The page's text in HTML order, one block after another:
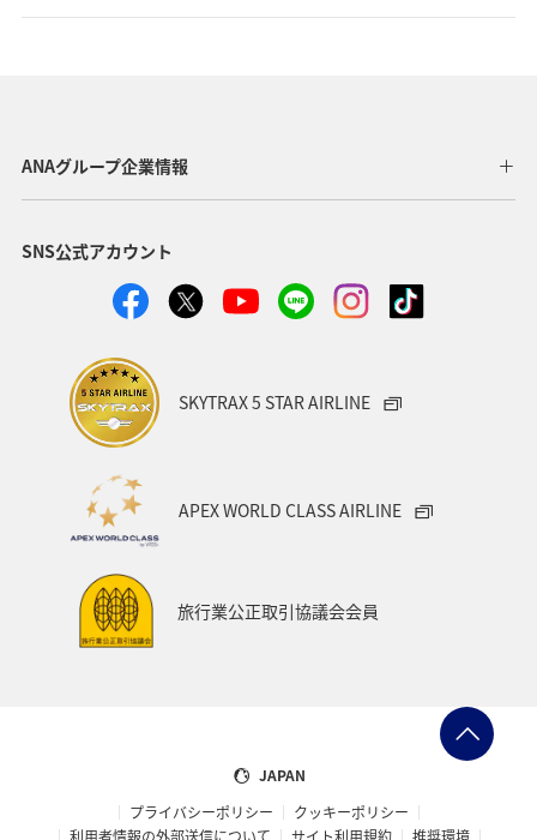
ANAグループ企業情報
SNS公式アカウント
SKYTRAX 5 STAR AIRLINE
APEX WORLD CLASS AIRLINE
旅行業公正取引協議会会員
JAPAN
プライバシーポリシー
クッキーポリシー
利用者情報の外部送信について
サイト利用規約 推奨環境